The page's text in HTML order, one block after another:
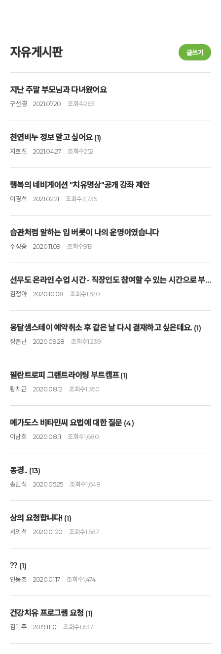
자유게시판 글쓰기
지난 주말 부모님과 다녀왔어요
구선경 2021.07.20 조회수263
천연비누 정보 알고 싶어요 (1)
지효진 2021.04.27 조회수252
행복의 네비게이션 "치유명상"공개 강좌 제안
이경석 2021.02.21 조회수3,735
습관처럼 말하는 입 버릇이 나의 운명이였습니다
주성중 2020.11.09 조회수919
선무도 온라인 수업 시간 - 직장인도 참여할 수 있는 시간으로 부탁드립니다
김정아 2020.10.08 조회수1,520
옹달샘스테이 예약취소 후 같은 날 다시 결재하고 싶은데요. (1)
장춘난 2020.09.28 조회수1,239
필란트로피 그랜트라이팅 부트캠프(1)
황치근 2020.08.12 조회수1,350
메가도스 비타민씨 요법에 대한 질문 (4)
이남희 2020.08.11 조회수1,680
동경.. (13)
송민식 2020.05.25 조회수1,648
상의 요청합니다! (1)
서의석 2020.01.20 조회수1,587
?? (1)
인동초 2020.01.17 조회수1,474
건강치유 프로그램 요청 (1)
김미주 2019.11.10 조회수1,637